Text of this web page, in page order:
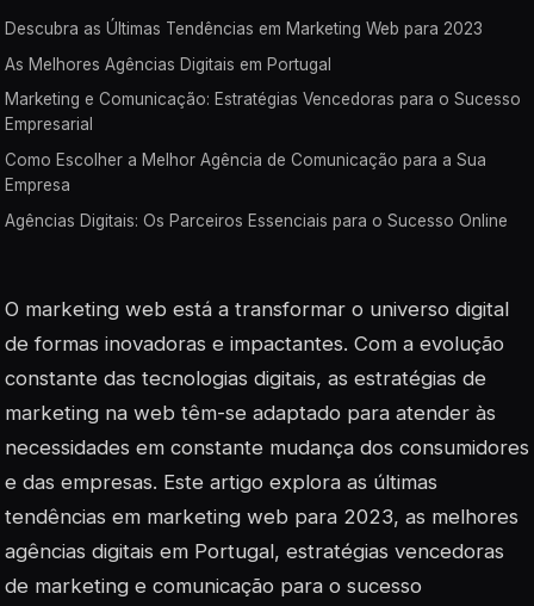
Descubra as Últimas Tendências em Marketing Web para 2023
As Melhores Agências Digitais em Portugal
Marketing e Comunicação: Estratégias Vencedoras para o Sucesso
Empresarial
Como Escolher a Melhor Agência de Comunicação para a Sua
Empresa
Agências Digitais: Os Parceiros Essenciais para o Sucesso Online
O marketing web está a transformar o universo digital
de formas inovadoras e impactantes. Com a evolução
constante das tecnologias digitais, as estratégias de
marketing na web têm-se adaptado para atender às
necessidades em constante mudança dos consumidores
e das empresas. Este artigo explora as últimas
tendências em marketing web para 2023, as melhores
agências digitais em Portugal, estratégias vencedoras
de marketing e comunicação para o sucesso